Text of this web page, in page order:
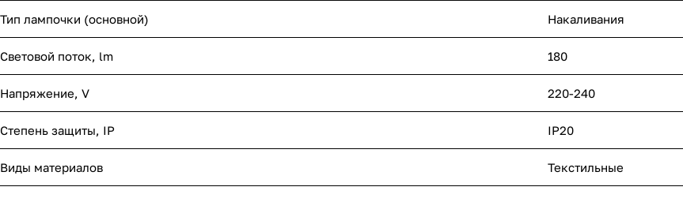
Тип лампочки (основной) Накаливания
Световой поток, lm 180
Напряжение, V 220-240
Степень защиты, IP IP20
Виды материалов Текстильные